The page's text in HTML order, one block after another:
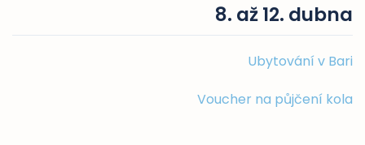
8. až 12. dubna
Ubytování v Bari
Voucher na půjčení kola